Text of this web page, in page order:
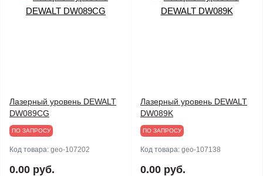
Лазерный уровень DEWALT
DW089CG
ПО ЗАПРОСУ
Код товара: geo-107202
0.00 руб.
Лазерный уровень DEWALT
DW089K
ПО ЗАПРОСУ
Код товара: geo-107138
0.00 руб.